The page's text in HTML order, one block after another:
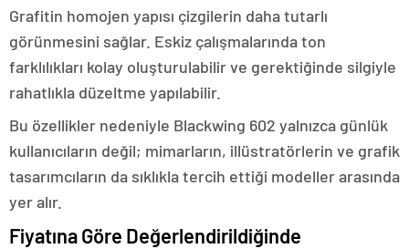
Grafitin homojen yapısı çizgilerin daha tutarlı
görünmesini sağlar. Eskiz çalışmalarında ton
farklılıkları kolay oluşturulabilir ve gerektiğinde silgiyle
rahatlıkla düzeltme yapılabilir.
Bu özellikler nedeniyle Blackwing 602 yalnızca günlük
kullanıcıların değil; mimarların, illüstratörlerin ve grafik
tasarımcıların da sıklıkla tercih ettiği modeller arasında
yer alır.
Fiyatına Göre Değerlendirildiğinde